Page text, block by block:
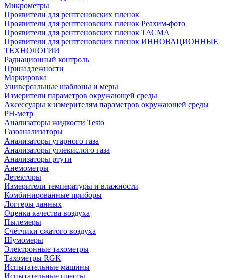
Микрометры
Проявители для рентгеновских пленок
Проявители для рентгеновских пленок Реахим-фото
Проявители для рентгеновских пленок ТАСМА
Проявители для рентгеновских пленок ИННОВАЦИОННЫЕ
ТЕХНОЛОГИИ
Радиационный контроль
Принадлежности
Маркировка
Универсальные шаблоны и меры
Измерители параметров окружающей среды
Аксессуары к измерителям параметров окружающей среды
PH-метр
Анализаторы жидкости Testo
Газоанализаторы
Анализаторы угарного газа
Анализаторы углекислого газа
Анализаторы ртути
Анемометры
Детекторы
Измерители температуры и влажности
Комбинированные приборы
Логгеры данных
Оценка качества воздуха
Пылемеры
Счётчики сжатого воздуха
Шумомеры
Электронные тахометры
Тахометры RGK
Испытательные машины
Испытательные прессы